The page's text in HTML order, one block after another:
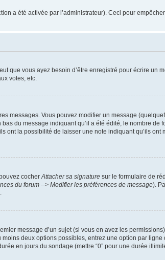
a été activée par l’administrateur). Ceci pour
que vous ayez besoin d’être enregistré pour écrire un
votes, etc.
messages. Vous pouvez modifier un message
du message indiquant qu’il a été édité, le nombre
la possibilité de laisser une note indiquant qu’ils
cocher Attacher sa signature sur le formulaire de
du forum --> Modifier les préférences de message).
message d’un sujet (si vous en avez les
deux options possibles, entrez une option par
en jours du sondage (mettre “0” pour une durée